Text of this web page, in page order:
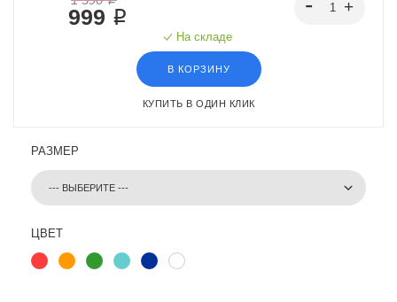
999 ₽
На складе
В КОРЗИНУ
КУПИТЬ В ОДИН КЛИК
РАЗМЕР
ЦВЕТ